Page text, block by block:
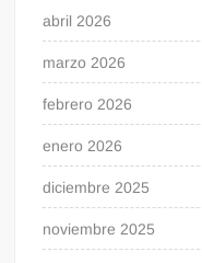
abril 2026
marzo 2026
febrero 2026
enero 2026
diciembre 2025
noviembre 2025